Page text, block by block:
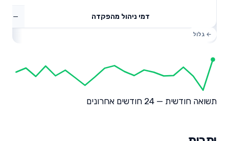
דמי ניהול מהפקדה —
תשואה חודשית — 24 חודשים אחרונים